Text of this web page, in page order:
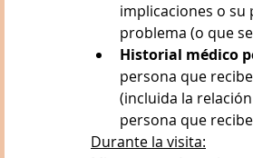
implicaciones o su
problema (o que
Historial médico
persona que
(incluida la
persona que
Durante la visita: